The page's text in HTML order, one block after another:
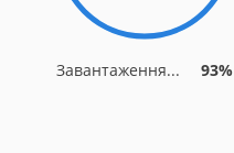
Завантаження... 93%